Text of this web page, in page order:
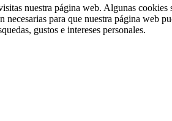
nuestra página web. Algunas cookies
para que nuestra página web
gustos e intereses personales.